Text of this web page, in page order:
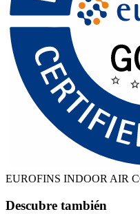
EUROFINS INDOOR AIR
Descubre también